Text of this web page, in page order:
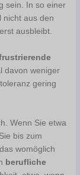
sein. In so einer
nicht aus den
ausbleibt.
davon weniger
gering
Wenn Sie etwa
bis zum
womöglich
berufliche